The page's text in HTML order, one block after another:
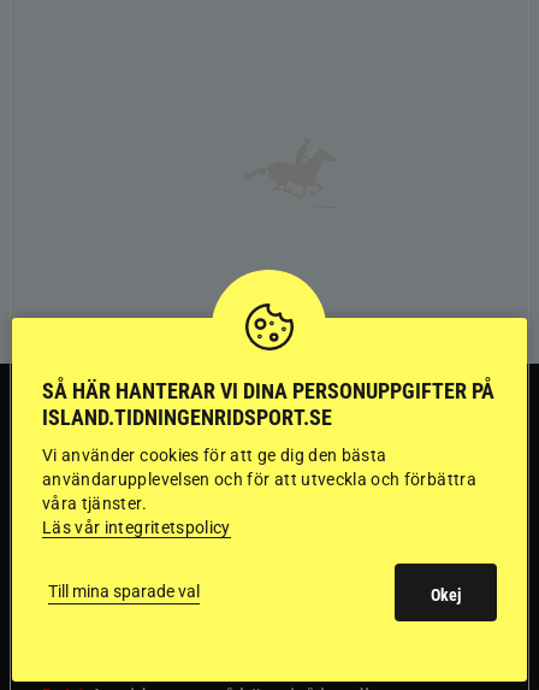
TRÄNINGSTIPS
”Gummi” berättar:
Första stegen mot
en internationell
SÅ HÄR HANTERAR VI DINA PERSONUPPGIFTER PÅ
ISLAND.TIDNINGENRIDSPORT.SE
Vi använder cookies för att ge dig den bästa
användarupplevelsen och för att utveckla och förbättra
våra tjänster.
Läs vår integritetspolicy
Till mina sparade val Okej